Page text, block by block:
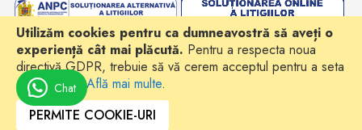
Utilizăm cookies pentru ca dumneavostră să aveți o
experiență cât mai plăcută. Pentru a respecta noua
directivă GDPR, trebuie să vă cerem acceptul pentru a seta
cookie-urile. Află mai multe.
PERMITE COOKIE-URI
Chat